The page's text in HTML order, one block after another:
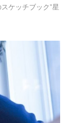
ケッチブック”星